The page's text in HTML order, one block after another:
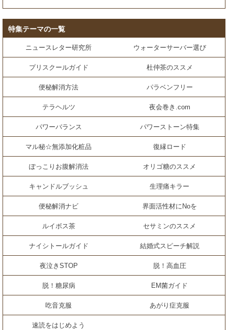
特集テーマの一覧
ニュースレター研究所 ウォーターサーバー選び
プリスクールガイド 杜仲茶のススメ
便秘解消方法 パラベンフリー
テラヘルツ 夜会巻き.com
パワーバランス パワーストーン特集
マル秘☆無添加化粧品 復縁ロード
ぽっこりお腹解消法 オリゴ糖のススメ
キャンドルブッシュ 生理痛キラー
便秘解消ナビ 界面活性材にNoを
ルイボス茶 セサミンのススメ
ナイシトールガイド 結婚式スピーチ解説
夜泣きSTOP 脱！高血圧
脱！糖尿病 EM菌ガイド
吃音克服 あがり症克服
速読をはじめよう